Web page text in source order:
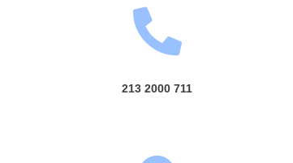
213 2000 711